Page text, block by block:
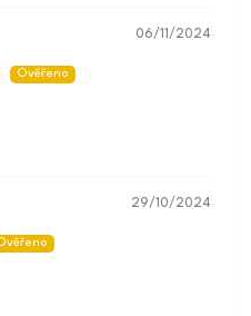
06/11/2024
29/10/2024